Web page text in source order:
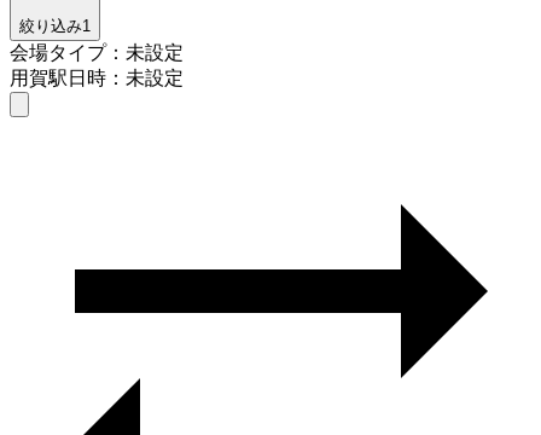
絞り込み1
会場タイプ：未設定
用賀駅日時：未設定